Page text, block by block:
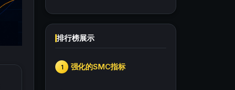
排行榜展示
1 强化的SMC指标